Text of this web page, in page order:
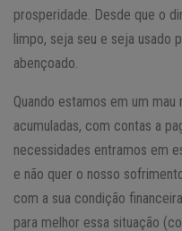
prosperidade. Desde que o
limpo, seja seu e seja usado
abençoado.
Quando estamos em um
acumuladas, com contas a
necessidades entramos em
e não quer o nosso
com a sua condição
para melhor essa situação